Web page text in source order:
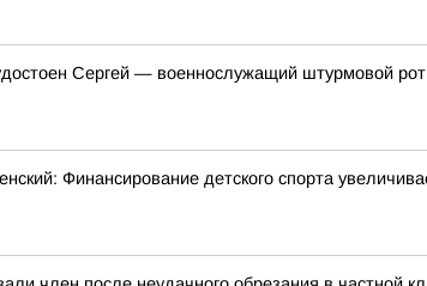
Сергей — военнослужащий штурмовой
Финансирование детского спорта